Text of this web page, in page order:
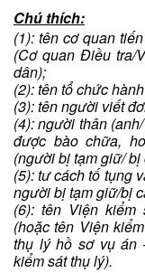
Chú thích:
(1): tên cơ quan
(Cơ quan Điều tra/
dân);
(2): tên tổ chức
(3): tên người viết
(4): người thân
được bào chữa,
(người bị tạm giữ/ bị
(5): tư cách tố tụng
người bị tạm giữ/bị
(6): tên Viện
(hoặc tên Viện
thụ lý hồ sơ vụ án
kiểm sát thụ lý).